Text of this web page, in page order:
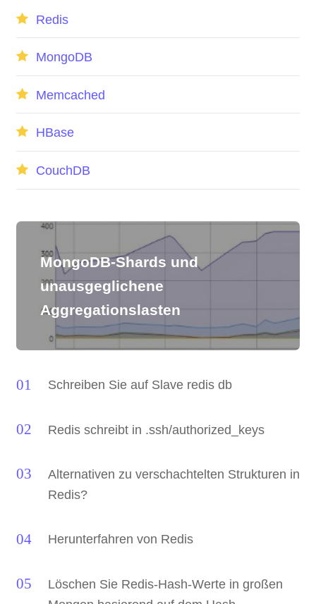
Redis
MongoDB
Memcached
HBase
CouchDB
MongoDB-Shards und
unausgeglichene
Aggregationslasten
Schreiben Sie auf Slave redis db
Redis schreibt in .ssh/authorized_keys
Alternativen zu verschachtelten Strukturen in
Redis?
Herunterfahren von Redis
Löschen Sie Redis-Hash-Werte in großen